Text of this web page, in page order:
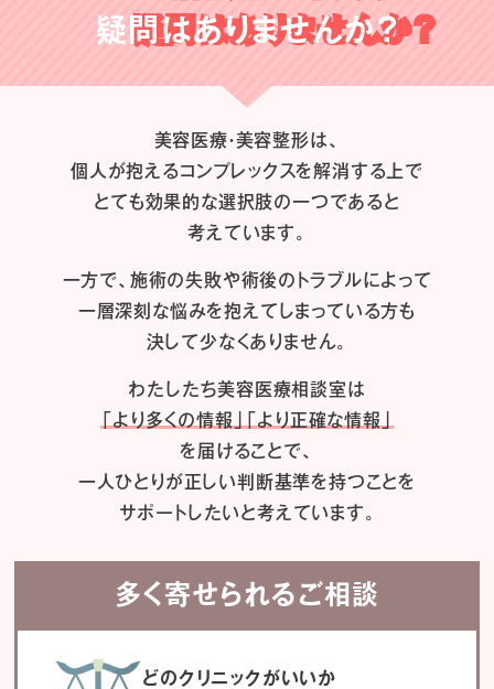
疑問はありませんか？
美容医療・美容整形は、
個人が抱えるコンプレックスを解消する上で
とても効果的な選択肢の一つであると
考えています。
一方で、施術の失敗や術後のトラブルによって
一層深刻な悩みを抱えてしまっている方も
決して少なくありません。
わたしたち美容医療相談室は
「より多くの情報」「より正確な情報」
を届けることで、
一人ひとりが正しい判断基準を持つことを
サポートしたいと考えています。
多く寄せられるご相談
どのクリニックがいいか